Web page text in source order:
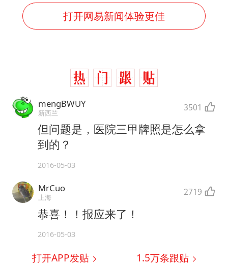
打开网易新闻体验更佳
mengBWUY
新西兰 3501
但问题是，医院三甲牌照是怎么拿
到的？
2016-05-03
MrCuo
上海 2719
恭喜！！报应来了！
2016-05-03
打开APP发贴 1.5万条跟贴